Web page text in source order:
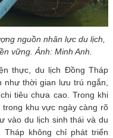
nguồn nhân lực du lịch,
vững. Ảnh: Minh Anh.
thực, du lịch Đồng Tháp
thời gian lưu trú ngắn,
tiêu chưa cao. Trong khi
khu vực ngày càng rõ
vào du lịch sinh thái và du
không chỉ phát triển